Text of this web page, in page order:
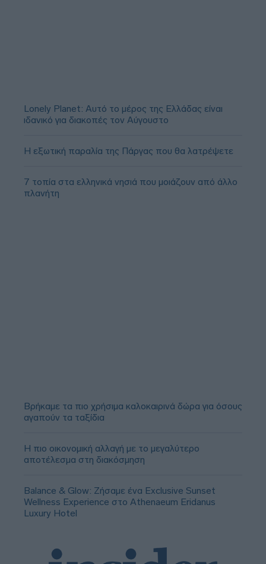
Lonely Planet: Αυτό το μέρος της Ελλάδας είναι
ιδανικό για διακοπές τον Αύγουστο
Η εξωτική παραλία της Πάργας που θα λατρέψετε
7 τοπία στα ελληνικά νησιά που μοιάζουν από άλλο
πλανήτη
Βρήκαμε τα πιο χρήσιμα καλοκαιρινά δώρα για όσους
αγαπούν τα ταξίδια
Η πιο οικονομική αλλαγή με το μεγαλύτερο
αποτέλεσμα στη διακόσμηση
Balance & Glow: Ζήσαμε ένα Exclusive Sunset
Wellness Experience στο Athenaeum Eridanus
Luxury Hotel